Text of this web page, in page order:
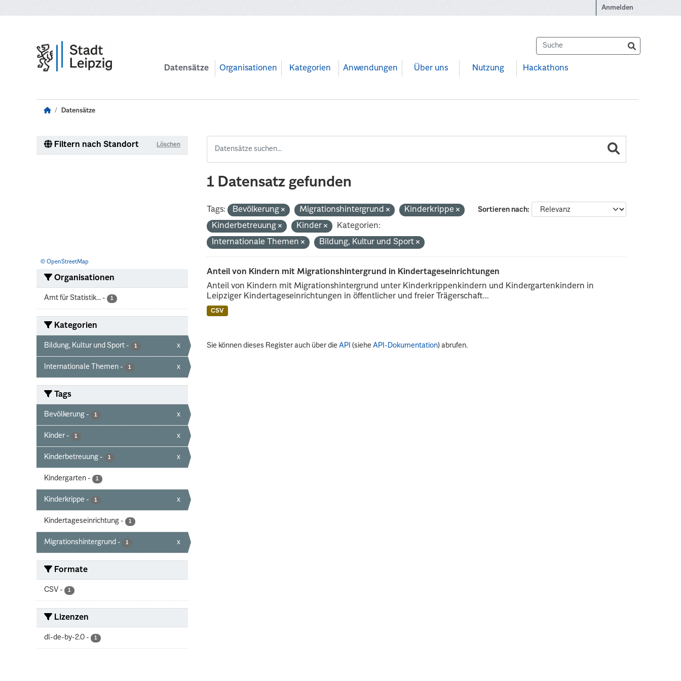
Anmelden
Datensätze Organisationen Kategorien Anwendungen Über uns Nutzung Hackathons
Datensätze
Filtern nach Standort Löschen
© OpenStreetMap
Organisationen
Amt für Statistik... - 1
Kategorien
Bildung, Kultur und Sport - 1 x
Internationale Themen - 1 x
Tags
Bevölkerung - 1 x
Kinder - 1 x
Kinderbetreuung - 1 x
Kindergarten - 1
Kinderkrippe - 1 x
Kindertageseinrichtung - 1
Migrationshintergrund - 1 x
Formate
CSV - 1
Lizenzen
dl-de-by-2.0 - 1
1 Datensatz gefunden
Sortieren nach
Tags: Bevölkerung Migrationshintergrund
Kinderkrippe
Kinderbetreuung
Kinder
Kategorien:
Internationale Themen
Bildung, Kultur und Sport
Anteil von Kindern mit Migrationshintergrund in Kindertageseinrichtungen
Anteil von Kindern mit Migrationshintergrund unter Kinderkrippenkindern und Kindergartenkindern in
Leipziger Kindertageseinrichtungen in öffentlicher und freier Trägerschaft...
CSV
Sie können dieses Register auch über dieAPI (sieheAPI-Dokumentation) abrufen.